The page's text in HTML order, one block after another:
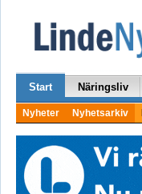
Start Näringsliv
Nyheter Nyhetsarkiv